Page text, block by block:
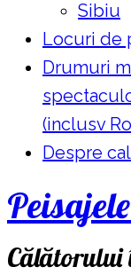
Sibiu
Locuri de
Drumuri
(inclusv
Despre
Călătorului